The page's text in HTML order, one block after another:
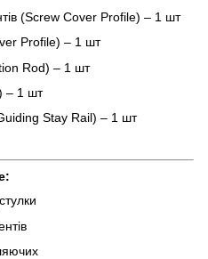
(Screw Cover Profile) – 1 шт
Profile) – 1 шт
Rod) – 1 шт
– 1 шт
Stay Rail) – 1 шт